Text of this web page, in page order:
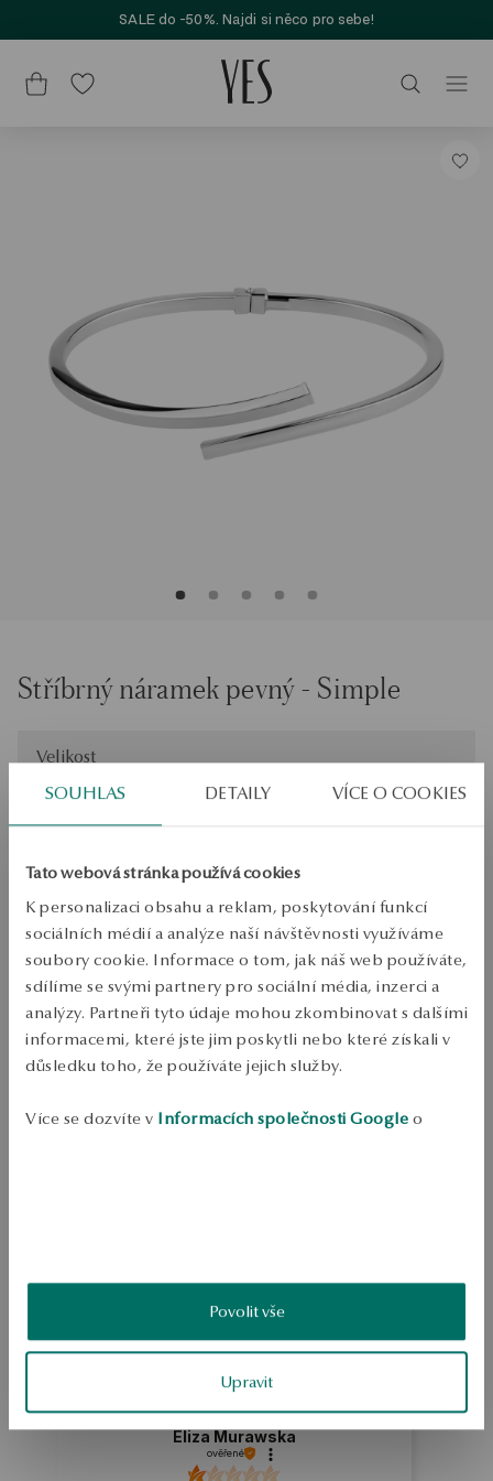
SOUHLAS DETAILY VÍCE O COOKIES
Tato webová stránka používá cookies
K personalizaci obsahu a reklam, poskytování funkcí
sociálních médií a analýze naší návštěvnosti využíváme
soubory cookie. Informace o tom, jak náš web používáte,
sdílíme se svými partnery pro sociální média, inzerci a
analýzy. Partneři tyto údaje mohou zkombinovat s dalšími
informacemi, které jste jim poskytli nebo které získali v
důsledku toho, že používáte jejich služby.
Více se dozvíte v Informacích společnosti Google o
Povolit vše
Upravit
SALE do -50%. Najdi si něco pro sebe!
Stříbrný náramek pevný - Simple
Velikost
PŘIDAT DO KOŠÍKU
Ověřte si dostupnost na prodejně
Odeslání:1pracovní dny
Doprava zdarma od 1700 Kč
Bezplatné vrácení až do 100 dnů v YES Clubu
PODROBNOSTI
Ruda: Stříbro Ukázka: 925 Délka: 19 cm Průměrná hmotnost: více než 5
g
4.0
Známka
Založeno na
4hodnocení
Jak sbíráme recenze?
Eliza Murawska
ověřené